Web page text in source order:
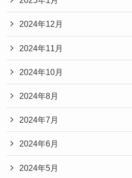
2024年12月
2024年11月
2024年10月
2024年8月
2024年7月
2024年6月
2024年5月